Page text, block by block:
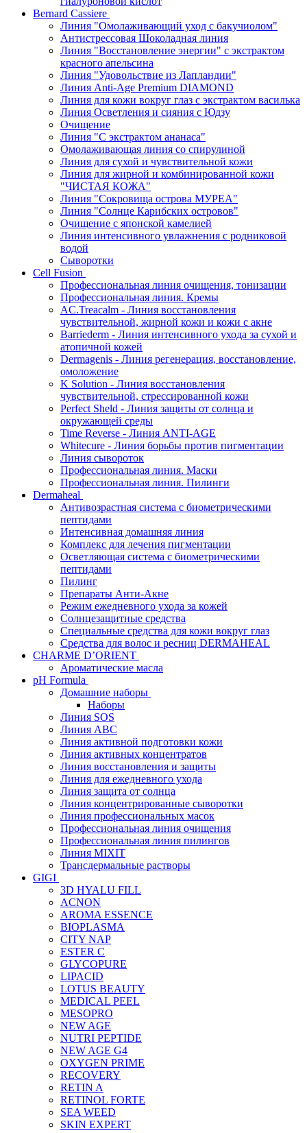
Bernard Cassiere
Линия "Омолаживающий уход с бакучиолом"
Антистрессовая Шоколадная линия
Линия "Восстановление энергии" с экстрактом
красного апельсина
Линия "Удовольствие из Лапландии"
Линия Anti-Age Premium DIAMOND
Линия для кожи вокруг глаз с экстрактом василька
Линия Осветления и сияния с Юдзу
Очищение
Линия "С экстрактом ананаса"
Омолаживающая линия со спирулиной
Линия для сухой и чувствительной кожи
Линия для жирной и комбинированной кожи
"ЧИСТАЯ КОЖА"
Линия "Сокровища острова МУРЕА"
Линия "Солнце Карибских островов"
Очищение с японской камелией
Линия интенсивного увлажнения с родниковой
водой
Сыворотки
Cell Fusion
Профессиональная линия очищения, тонизации
Профессиональная линия. Кремы
AC.Treacalm - Линия восстановления
чувствительной, жирной кожи и кожи с акне
Barriederm - Линия интенсивного ухода за сухой и
атопичной кожей
Dermagenis - Линия регенерация, восстановление,
омоложение
K Solution - Линия восстановления
чувствительной, стрессированной кожи
Perfect Sheld - Линия защиты от солнца и
окружающей среды
Time Reverse - Линия ANTI-AGE
Whitecure - Линия борьбы против пигментации
Линия сывороток
Профессиональная линия. Маски
Профессиональная линия. Пилинги
Dermaheal
Антивозрастная система с биометрическими
пептидами
Интенсивная домашняя линия
Комплекс для лечения пигментации
Осветляющая система с биометрическими
пептидами
Пилинг
Препараты Анти-Акне
Режим ежедневного ухода за кожей
Солнцезащитные средства
Специальные средства для кожи вокруг глаз
Средства для волос и ресниц DERMAHEAL
CHARME D’ORIENT
Ароматические масла
pH Formula
Домашние наборы
Наборы
Линия SOS
Линия АВС
Линия активной подготовки кожи
Линия активных концентратов
Линия восстановления и защиты
Линия для ежедневного ухода
Линия защита от солнца
Линия концентрированные сыворотки
Линия профессиональных масок
Профессиональная линия очищения
Профессиональная линия пилингов
Линия MIXIT
Трансдермальные растворы
GIGI
3D HYALU FILL
ACNON
AROMA ESSENCE
BIOPLASMA
CITY NAP
ESTER C
GLYCOPURE
LIPACID
LOTUS BEAUTY
MEDICAL PEEL
MESOPRO
NEW AGE
NUTRI PEPTIDE
NEW AGE G4
OXYGEN PRIME
RECOVERY
RETIN A
RETINOL FORTE
SEA WEED
SKIN EXPERT